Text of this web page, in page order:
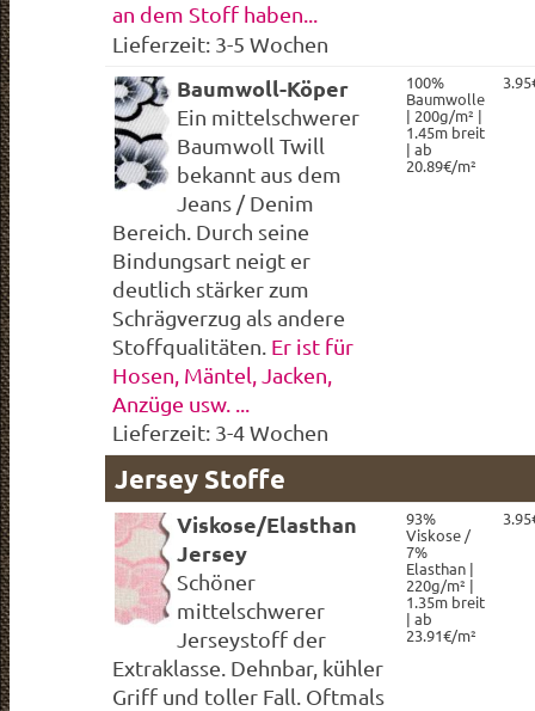
an dem Stoff haben...
Lieferzeit: 3-5 Wochen
Baumwoll-Köper
Ein mittelschwerer
Baumwoll Twill
bekannt aus dem
Jeans / Denim
Bereich. Durch seine
Bindungsart neigt er
deutlich stärker zum
Schrägverzug als andere
Stoffqualitäten. Er ist für
Hosen, Mäntel, Jacken,
Anzüge usw. ...
Lieferzeit: 3-4 Wochen
100%
Baumwolle
| 200g/m² |
1.45m breit
| ab
20.89€/m²
Jersey Stoffe
Viskose/Elasthan
Jersey
Schöner
mittelschwerer
Jerseystoff der
Extraklasse. Dehnbar, kühler
Griff und toller Fall. Oftmals
93%
Viskose /
7%
Elasthan |
220g/m² |
1.35m breit
| ab
23.91€/m²